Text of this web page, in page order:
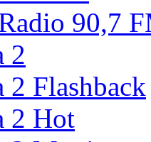
90,7
2
2 Flashback
2 Hot